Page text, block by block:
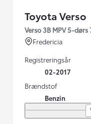
Toyota Verso
Verso 3B MPV 5-
Fredericia
Registreringsår
02-2017
Brændstof
Benzin